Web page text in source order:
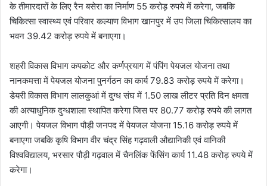
के तीमारदारों के लिए रैन बसेरा का निर्माण 55 करोड़ रुपये में करेगा, जबकि
चिकित्सा स्वास्थ्य एवं परिवार कल्याण विभाग खानपुर में उप जिला चिकित्सालय का
भवन 39.42 करोड़ रुपये में बनाएगा।
शहरी विकास विभाग कपकोट और कर्णप्रयाग में पंपिंग पेयजल योजना तथा
नानकमत्ता में पेयजल योजना पुनर्गठन का कार्य 79.83 करोड़ रुपये में करेगा।
डेयरी विकास विभाग लालकुआं में दुग्ध संघ में 1.50 लाख लीटर प्रति दिन क्षमता
की अत्याधुनिक दुग्धशाला स्थापित करेगा जिस पर 80.77 करोड़ रुपये की लागत
आएगी। पेयजल विभाग पौड़ी जनपद में पेयजल योजना 15.16 करोड़ रुपये में
बनाएगा जबकि कृषि विभाग वीर चंद्र सिंह गढ़वाली औद्यानिकी एवं वानिकी
विश्वविद्यालय, भरसार पौड़ी गढ़वाल में चैनलिंक फेंसिंग कार्य 11.48 करोड़ रुपये में
करेगा।